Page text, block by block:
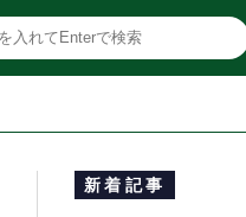
新着記事